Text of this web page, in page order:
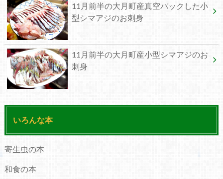
11月前半の大月町産真空パックした小
型シマアジのお刺身
11月前半の大月町産小型シマアジのお
刺身
いろんな本
寄生虫の本
和食の本